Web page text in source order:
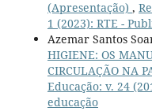
(Apresentação) ,
1 (2023): RTE -
Azemar Santos
HIGIENE: OS
CIRCULAÇÃO NA
Educação: v. 24
educação